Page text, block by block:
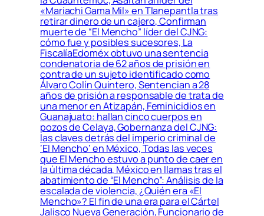
«Mariachi Gama Mil» en Tlanepantla tras
retirar dinero de un cajero, Confirman
muerte de “El Mencho” líder del CJNG:
cómo fue y posibles sucesores, La
FiscalíaEdoméx obtuvo una sentencia
condenatoria de 62 años de prisión en
contra de un sujeto identificado como
Álvaro Colín Quintero, Sentencian a 28
años de prisión a responsable de trata de
una menor en Atizapán, Feminicidios en
Guanajuato: hallan cinco cuerpos en
pozos de Celaya, Gobernanza del CJNG:
las claves detrás del imperio criminal de
‘El Mencho’ en México, Todas las veces
que El Mencho estuvo a punto de caer en
la última década, México en llamas tras el
abatimiento de “El Mencho”: Análisis de la
escalada de violencia, ¿Quién era «El
Mencho»? El fin de una era para el Cártel
Jalisco Nueva Generación, Funcionario de